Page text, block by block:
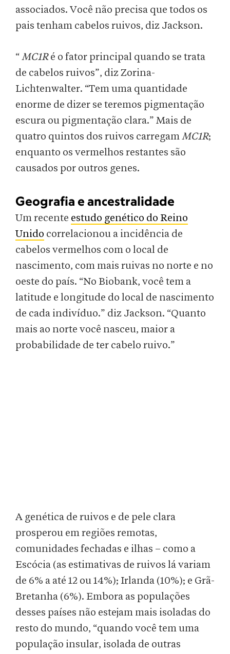
associados. Você não precisa que todos os
pais tenham cabelos ruivos, diz Jackson.
“MC1Ré o fator principal quando se trata
de cabelos ruivos”, diz Zorina-
Lichtenwalter. “Tem uma quantidade
enorme de dizer se teremos pigmentação
escura ou pigmentação clara.” Mais de
quatro quintos dos ruivos carregamMC1R;
enquanto os vermelhos restantes são
causados ​​por outros genes.
Geografia e ancestralidade
Um recente estudo genético do Reino
Unido correlacionou a incidência de
cabelos vermelhos com o local de
nascimento, com mais ruivas no norte e no
oeste do país. “No Biobank, você tem a
latitude e longitude do local de nascimento
de cada indivíduo.” diz Jackson. “Quanto
mais ao norte você nasceu, maior a
probabilidade de ter cabelo ruivo.”
A genética de ruivos e de pele clara
prosperou em regiões remotas,
comunidades fechadas e ilhas – como a
Escócia (as estimativas de ruivos lá variam
de 6% a até 12 ou 14%); Irlanda (10%); e Grã-
Bretanha (6%). Embora as populações
desses países não estejam mais isoladas do
resto do mundo, “quando você tem uma
população insular, isolada de outras